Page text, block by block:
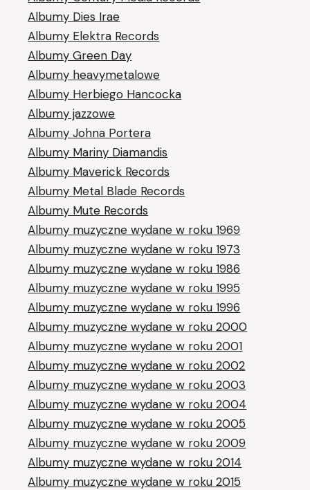
Albumy Dies Irae
Albumy Elektra Records
Albumy Green Day
Albumy heavymetalowe
Albumy Herbiego Hancocka
Albumy jazzowe
Albumy Johna Portera
Albumy Mariny Diamandis
Albumy Maverick Records
Albumy Metal Blade Records
Albumy Mute Records
Albumy muzyczne wydane w roku 1969
Albumy muzyczne wydane w roku 1973
Albumy muzyczne wydane w roku 1986
Albumy muzyczne wydane w roku 1995
Albumy muzyczne wydane w roku 1996
Albumy muzyczne wydane w roku 2000
Albumy muzyczne wydane w roku 2001
Albumy muzyczne wydane w roku 2002
Albumy muzyczne wydane w roku 2003
Albumy muzyczne wydane w roku 2004
Albumy muzyczne wydane w roku 2005
Albumy muzyczne wydane w roku 2009
Albumy muzyczne wydane w roku 2014
Albumy muzyczne wydane w roku 2015